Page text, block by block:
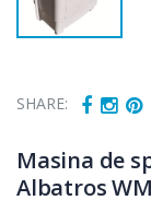
SHARE:
Masina de
Albatros